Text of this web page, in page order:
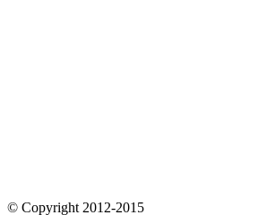
© Copyright 2012-2015